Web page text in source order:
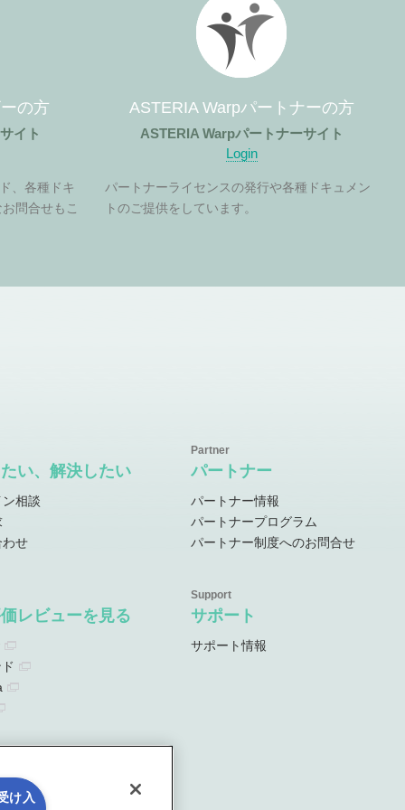
の方
イト
、各種ドキ
問合せもこ
ASTERIA Warpパートナーの方
ASTERIA Warpパートナーサイト
Login
パートナーライセンスの発行や各種ドキュメン
トのご提供をしています。
い、解決したい
相談
せ
レビューを見る
パートナー
パートナー情報
パートナープログラム
パートナー制度へのお問合せ
サポート
サポート情報
け入